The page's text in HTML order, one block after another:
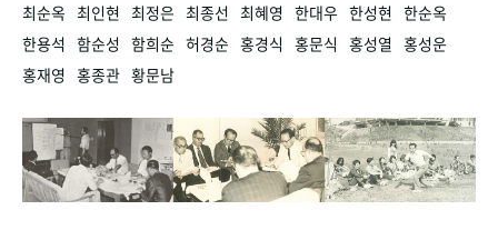
최순옥 최인현 최정은 최종선 최혜영 한대우 한성현 한순옥
한용석 함순성 함희순 허경순 홍경식 홍문식 홍성열 홍성운
홍재영 홍종관 황문남